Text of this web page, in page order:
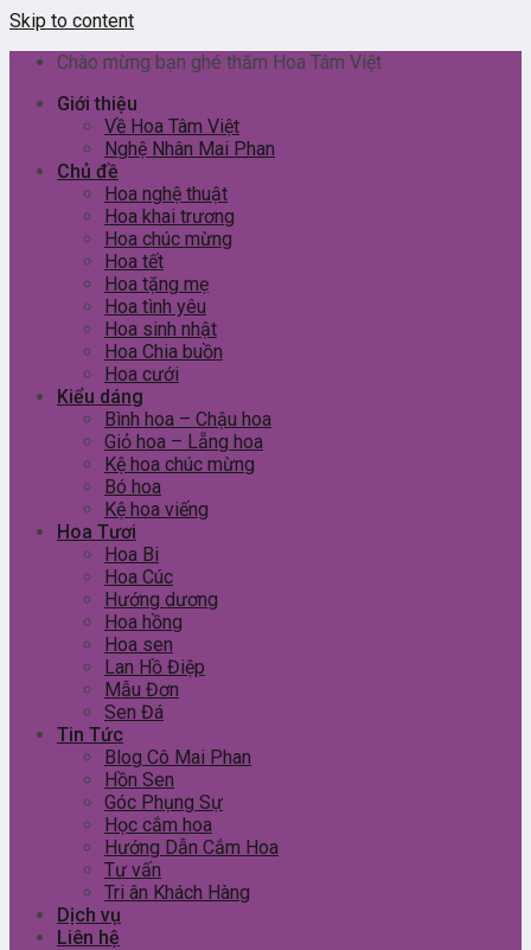
Skip to content
Chào mừng bạn ghé thăm Hoa Tâm Việt
Giới thiệu
Về Hoa Tâm Việt
Nghệ Nhân Mai Phan
Chủ đề
Hoa nghệ thuật
Hoa khai trương
Hoa chúc mừng
Hoa tết
Hoa tặng mẹ
Hoa tình yêu
Hoa sinh nhật
Hoa Chia buồn
Hoa cưới
Kiểu dáng
Bình hoa – Chậu hoa
Giỏ hoa – Lẵng hoa
Kệ hoa chúc mừng
Bó hoa
Kệ hoa viếng
Hoa Tươi
Hoa Bi
Hoa Cúc
Hướng dương
Hoa hồng
Hoa sen
Lan Hồ Điệp
Mẫu Đơn
Sen Đá
Tin Tức
Blog Cô Mai Phan
Hồn Sen
Góc Phụng Sự
Học cắm hoa
Hướng Dẫn Cắm Hoa
Tư vấn
Tri ân Khách Hàng
Dịch vụ
Liên hệ